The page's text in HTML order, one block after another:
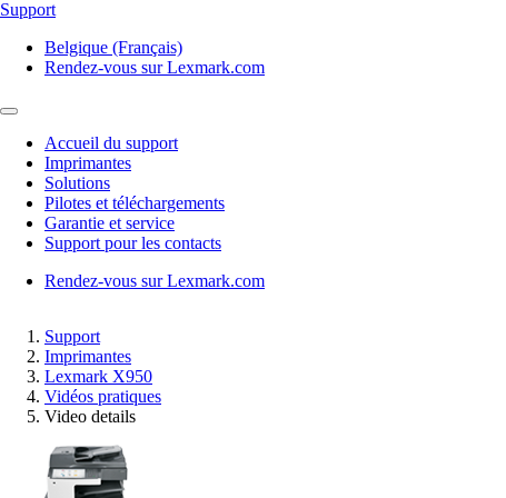
Support
Belgique (Français)
Rendez-vous sur Lexmark.com
Accueil du support
Imprimantes
Solutions
Pilotes et téléchargements
Garantie et service
Support pour les contacts
Rendez-vous sur Lexmark.com
Support
Imprimantes
Lexmark X950
Vidéos pratiques
Video details